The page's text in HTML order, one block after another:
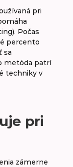
X
pri
Počas
percento
sa
metóda patrí
techniky v
pri
zámerne